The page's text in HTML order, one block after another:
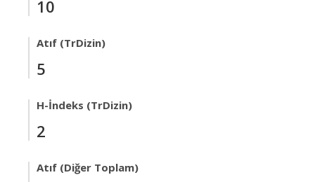
10
Atıf (TrDizin)
5
H-İndeks (TrDizin)
2
Atıf (Diğer Toplam)